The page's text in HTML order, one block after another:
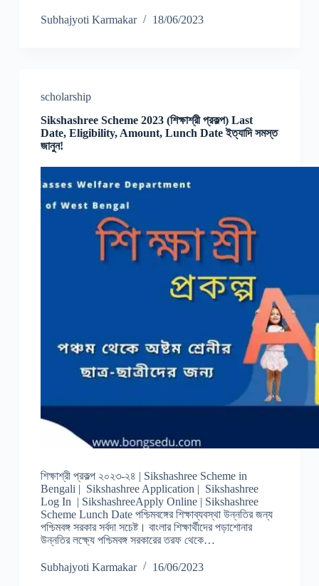
Subhajyoti Karmakar 18/06/2023
scholarship
Sikshashree Scheme 2023 (শিক্ষাশ্রী প্রকল্প) Last
Date, Eligibility, Amount, Lunch Date ইত্যাদি সমস্ত
জানুন!
শিক্ষাশ্রী প্রকল্প ২০২৩-২৪ | Sikshashree Scheme in
Bengali | Sikshashree Application | Sikshashree
Log In | SikshashreeApply Online | Sikshashree
Scheme Lunch Date পশ্চিমবঙ্গের শিক্ষাব্যবস্থা উন্নতির জন্য
পশ্চিমবঙ্গ সরকার সর্বদা সচেষ্ট। বাংলার শিক্ষার্থীদের পড়াশোনার
উন্নতির লক্ষ্যে পশ্চিমবঙ্গ সরকারের তরফ থেকে…
Subhajyoti Karmakar 16/06/2023